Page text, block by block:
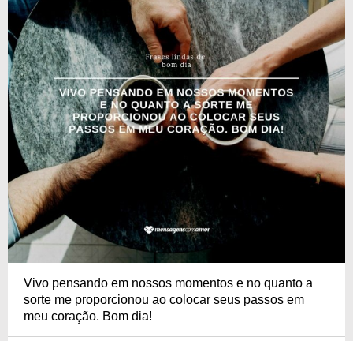
Vivo pensando em nossos momentos e no quanto a
sorte me proporcionou ao colocar seus passos em
meu coração. Bom dia!